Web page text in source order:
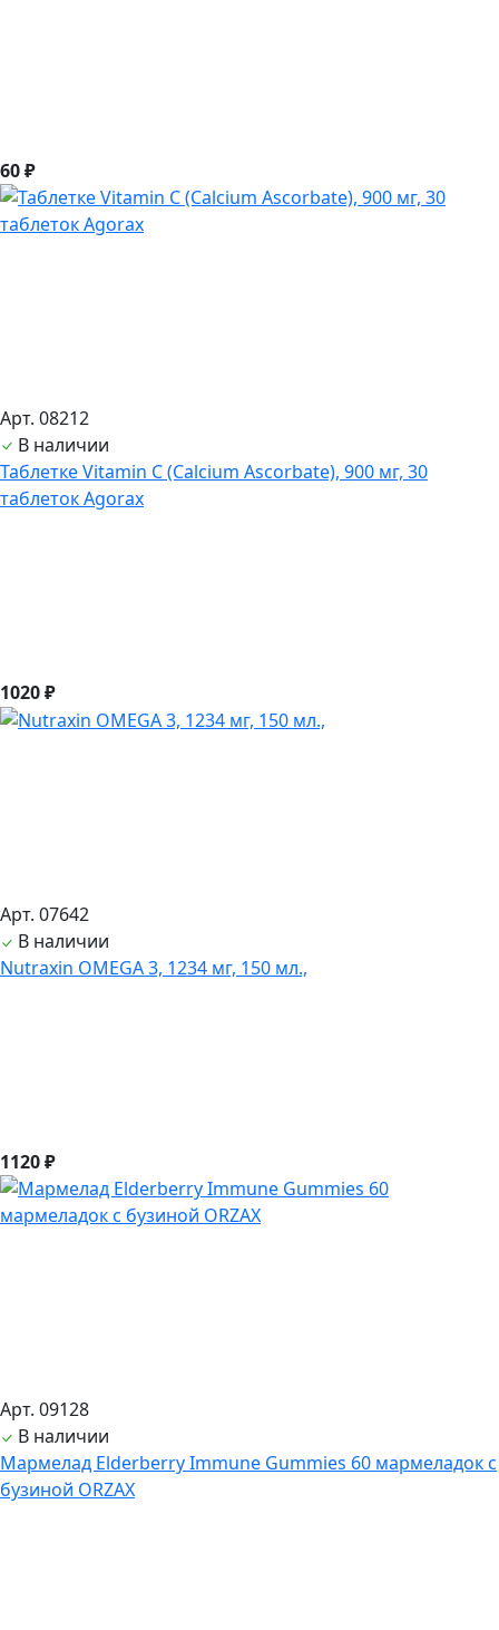
60 ₽
Арт. 08212
В наличии
Таблетке Vitamin C (Calcium Ascorbate), 900 мг, 30
таблеток Agorax
1020 ₽
Арт. 07642
В наличии
Nutraxin OMEGA 3, 1234 мг, 150 мл.,
1120 ₽
Арт. 09128
В наличии
Мармелад Elderberry Immune Gummies 60 мармеладок с
бузиной ORZAX